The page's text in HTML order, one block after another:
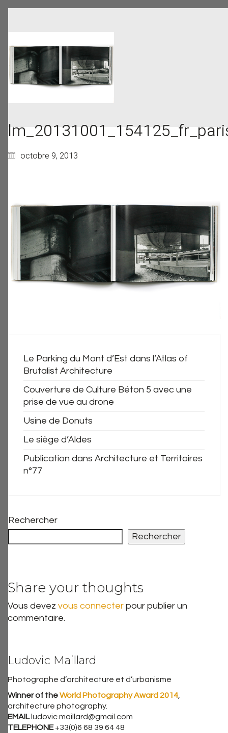
octobre 9, 2013
Le Parking du Mont d’Est dans l’Atlas of
Brutalist Architecture
Couverture de Culture Béton 5 avec une
prise de vue au drone
Usine de Donuts
Le siège d’Aldes
Publication dans Architecture et Territoires
n°77
Rechercher
Rechercher
Share your thoughts
Vous devez vous connecter pour publier un
commentaire.
Ludovic Maillard
Photographe d’architecture et d’urbanisme
Winner of theWorld Photography Award 2014
architecture photography.
EMAIL ludovic.maillard@gmail.com
TELEPHONE+33(0)6 68 39 64 48